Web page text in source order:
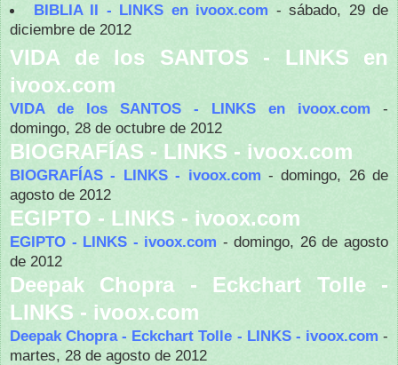
BIBLIA II - LINKS en ivoox.com - sábado, 29 de
diciembre de 2012
VIDA de los SANTOS - LINKS en
ivoox.com
VIDA de los SANTOS - LINKS en ivoox.com -
domingo, 28 de octubre de 2012
BIOGRAFÍAS - LINKS - ivoox.com
BIOGRAFÍAS - LINKS - ivoox.com - domingo, 26 de
agosto de 2012
EGIPTO - LINKS - ivoox.com
EGIPTO - LINKS - ivoox.com - domingo, 26 de agosto
de 2012
Deepak Chopra - Eckchart Tolle -
LINKS - ivoox.com
Deepak Chopra - Eckchart Tolle - LINKS - ivoox.com -
martes, 28 de agosto de 2012